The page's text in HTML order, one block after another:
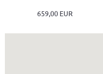
659,00 EUR